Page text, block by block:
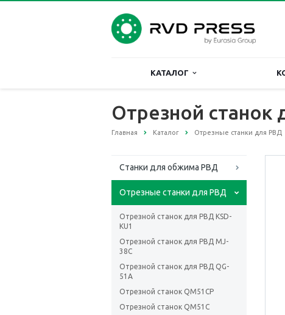
КАТАЛОГ
Отрезной станок
Главная Каталог Отрезные станки для РВД
Станки для обжима РВД
Отрезные станки для РВД
Отрезной станок для РВД KSD-
KU1
Отрезной станок для РВД MJ-
38C
Отрезной станок для РВД QG-
51A
Отрезной станок QM51CP
Отрезной станок QM51C